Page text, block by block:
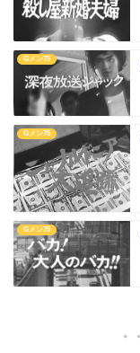
Gメン75
Gメン75
Gメン75